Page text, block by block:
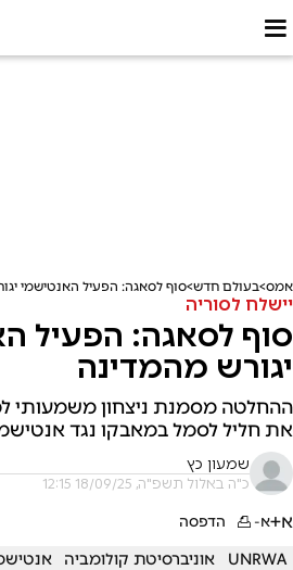
אמס בעולם חדש סוף לסאגה: הפעיל האנטישמי
יישלח לסוריה
סוף לסאגה: הפעיל
יגורש מהמדינה
ההחלטה מסמנת ניצחון
את חליל לסמל במאבקו נגד
שמעון כץ
כ"ה באלול תשפ"ה, 18/09/25 12:15
א+א- הדפסה
UNRWA אוניברסיטת קולומביה